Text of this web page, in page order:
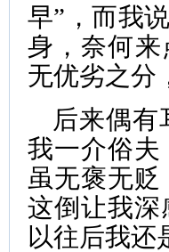
早”，而我
身，奈何来
无优劣之分
后来偶
我一介俗夫
虽无褒无
这倒让我深
以往后我还